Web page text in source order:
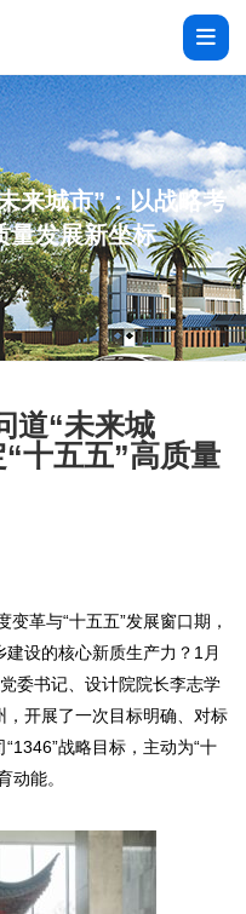
来城市”：以战略考
量发展新坐标
道“未来城
十五五”高质量
革与“十五五”发展窗口期，
设的核心新质生产力？1月
委书记、设计院院长李志学
开展了一次目标明确、对标
战略目标，主动为“十
动能。